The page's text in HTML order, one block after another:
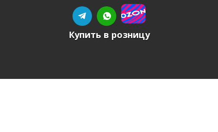
Купить в розницу